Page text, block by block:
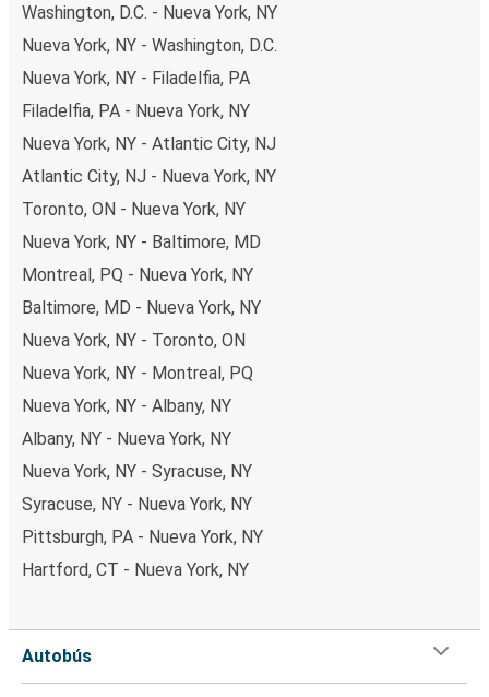
Washington, D.C. - Nueva York, NY
Nueva York, NY - Washington, D.C.
Nueva York, NY - Filadelfia, PA
Filadelfia, PA - Nueva York, NY
Nueva York, NY - Atlantic City, NJ
Atlantic City, NJ - Nueva York, NY
Toronto, ON - Nueva York, NY
Nueva York, NY - Baltimore, MD
Montreal, PQ - Nueva York, NY
Baltimore, MD - Nueva York, NY
Nueva York, NY - Toronto, ON
Nueva York, NY - Montreal, PQ
Nueva York, NY - Albany, NY
Albany, NY - Nueva York, NY
Nueva York, NY - Syracuse, NY
Syracuse, NY - Nueva York, NY
Pittsburgh, PA - Nueva York, NY
Hartford, CT - Nueva York, NY
Autobús